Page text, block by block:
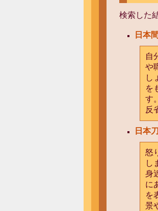
検索した
日本
自
や
し
を
す
反
日本
怒
し
身
に
を
景